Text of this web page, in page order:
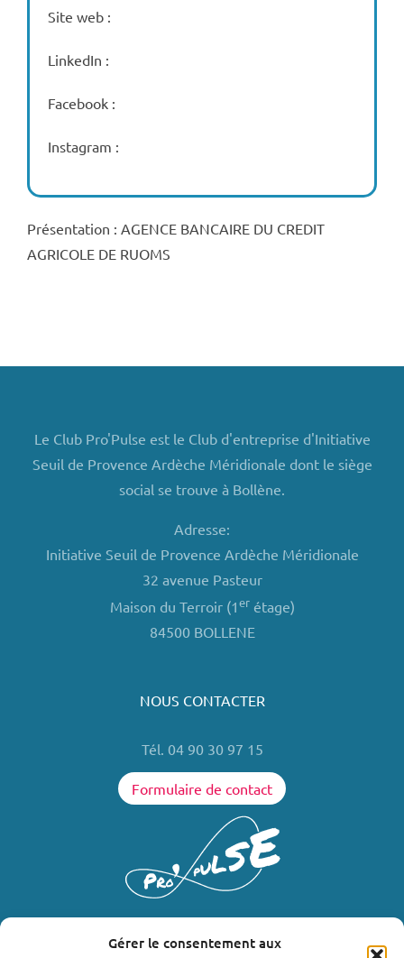
Gérer le consentement aux
Site web :
LinkedIn :
Facebook :
Instagram :
Présentation : AGENCE BANCAIRE DU CREDIT
AGRICOLE DE RUOMS
Le Club Pro'Pulse est le Club d'entreprise d'Initiative
Seuil de Provence Ardèche Méridionale dont le siège
social se trouve à Bollène.
Adresse:
Initiative Seuil de Provence Ardèche Méridionale
32 avenue Pasteur
Maison du Terroir (1erétage)
84500 BOLLENE
NOUS CONTACTER
Tél. 04 90 30 97 15
Formulaire de contact